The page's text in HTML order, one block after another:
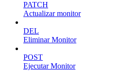
PATCH
Actualizar monitor
DEL
Eliminar Monitor
POST
Ejecutar Monitor